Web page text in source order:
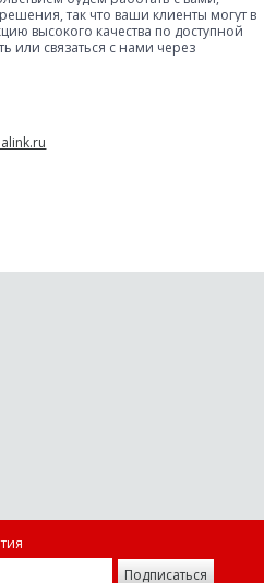
так что ваши клиенты могут в
высокого качества по доступной
или связаться с нами через